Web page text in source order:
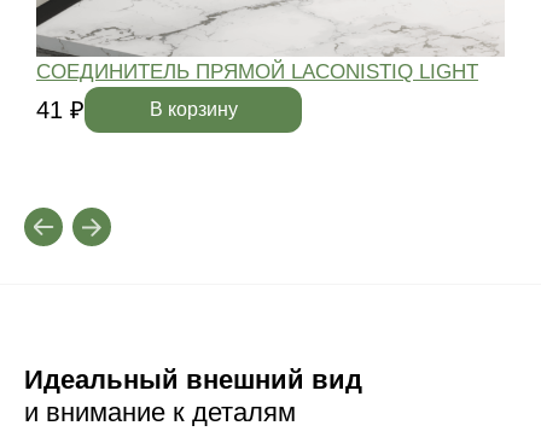
СОЕДИНИТЕЛЬ ПРЯМОЙ LACONISTIQ LIGHT
41 ₽ В корзину
Идеальный внешний вид
и внимание к деталям